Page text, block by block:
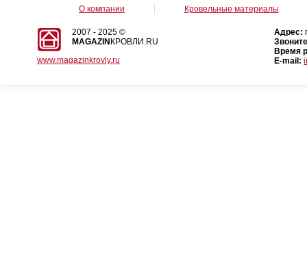
О компании Кровельные материалы
2007 - 2025 ©
MAGAZIN КРОВЛИ.RU
www.magazinkrovly.ru
Адрес:
Время
E-mail: